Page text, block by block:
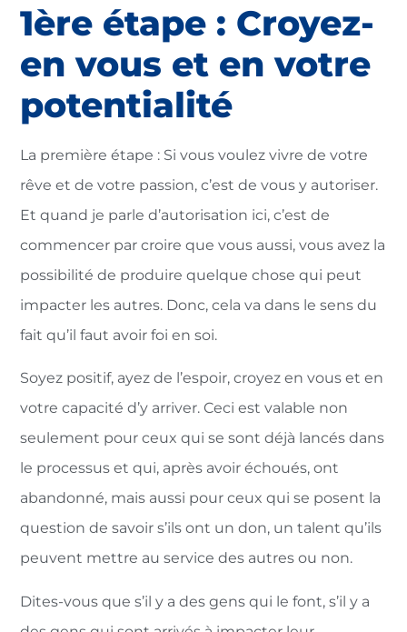
1ère étape : Croyez-
en vous et en votre
potentialité
La première étape : Si vous voulez vivre de votre
rêve et de votre passion, c’est de vous y autoriser.
Et quand je parle d’autorisation ici, c’est de
commencer par croire que vous aussi, vous avez la
possibilité de produire quelque chose qui peut
impacter les autres. Donc, cela va dans le sens du
fait qu’il faut avoir foi en soi.
Soyez positif, ayez de l’espoir, croyez en vous et en
votre capacité d’y arriver. Ceci est valable non
seulement pour ceux qui se sont déjà lancés dans
le processus et qui, après avoir échoués, ont
abandonné, mais aussi pour ceux qui se posent la
question de savoir s’ils ont un don, un talent qu’ils
peuvent mettre au service des autres ou non.
Dites-vous que s’il y a des gens qui le font, s’il y a